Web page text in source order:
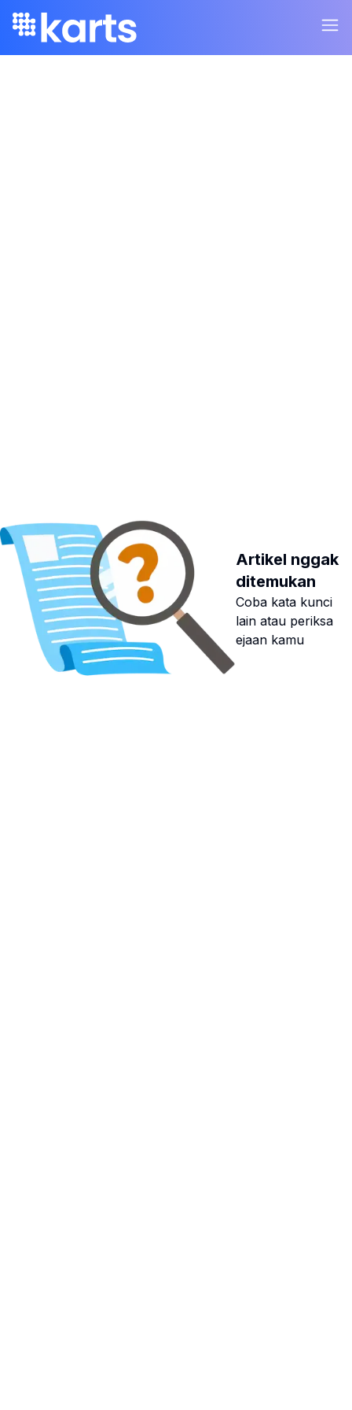
Artikel nggak
ditemukan
Coba kata kunci
lain atau periksa
ejaan kamu